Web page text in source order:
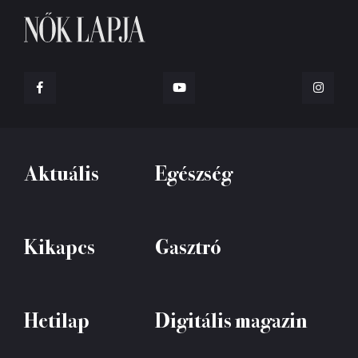
Aktuális Egészség
Kikapcs Gasztró
Hetilap Digitális magazin